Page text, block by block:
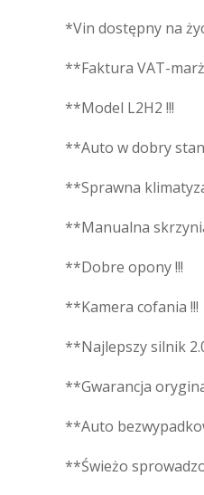
*Vin dostępny na
**Faktura VAT-
**Model L2H2 !!!
**Auto w dobry
**Sprawna
**Manualna
**Dobre opony !!!
**Kamera cofania !!!
**Najlepszy silnik
**Gwarancja
**Auto
**Świeżo